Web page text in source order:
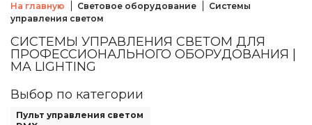
На главную Световое оборудование
Системы
управления светом
СИСТЕМЫ УПРАВЛЕНИЯ СВЕТОМ ДЛЯ
ПРОФЕССИОНАЛЬНОГО ОБОРУДОВАНИЯ |
MA LIGHTING
Выбор по категории
Пульт управления светом